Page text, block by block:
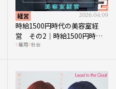
経営 2026.04.09
時給1500円時代の美容室経
営 その2｜時給1500円時代
に支払う給与はいくらなのか
雇用 社会